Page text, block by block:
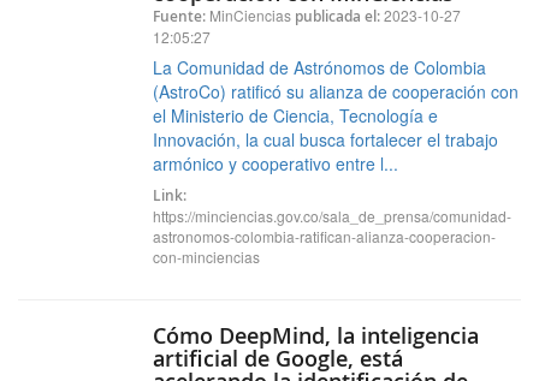
Fuente: MinCiencias publicada el:2023-10-27
12:05:27
La Comunidad de Astrónomos de Colombia
(AstroCo) ratificó su alianza de cooperación con
el Ministerio de Ciencia, Tecnología e
Innovación, la cual busca fortalecer el trabajo
armónico y cooperativo entre l...
Link:
https://minciencias.gov.co/sala_de_prensa/comunidad-
astronomos-colombia-ratifican-alianza-cooperacion-
con-minciencias
Cómo DeepMind, la inteligencia
artificial de Google, está